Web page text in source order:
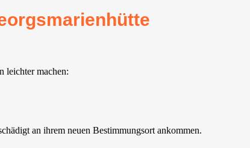
leichter machen:
an ihrem neuen Bestimmungsort ankommen.